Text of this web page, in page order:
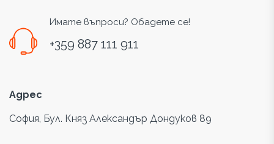
Имате въпроси? Обадете се!
+359 887 111 911
Адрес
София, Бул. Княз Александър Дондуков 89